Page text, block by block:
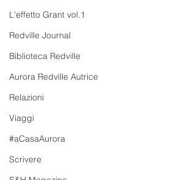
L'effetto Grant vol.1
Redville Journal
Biblioteca Redville
Aurora Redville Autrice
Relazioni
Viaggi
#aCasaAurora
Scrivere